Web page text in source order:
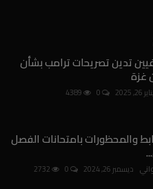
تدين تصريحات ترامب بشأن
غزة
26, 2025
والمحظورات بامتحانات الفصل
ديسمبر 26, 2024